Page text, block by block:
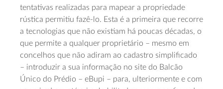
tentativas realizadas para mapear a propriedade
rústica permitiu fazê-lo. Esta é a primeira que recorre
a tecnologias que não existiam há poucas décadas, o
que permite a qualquer proprietário – mesmo em
concelhos que não adiram ao cadastro simplificado
– introduzir a sua informação no site do Balcão
Único do Prédio – eBupi – para, ulteriormente e com